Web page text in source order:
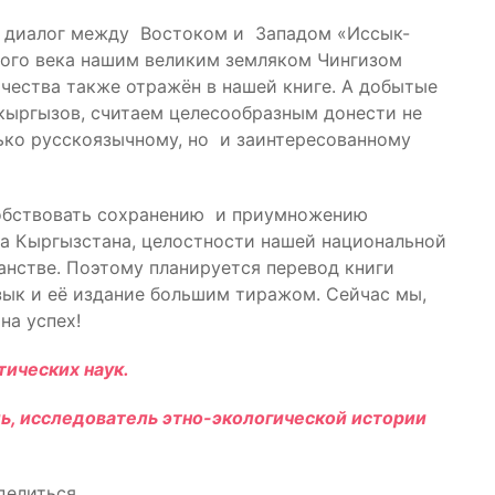
диалог между Востоком и Западом «Иссык-
века нашим великим земляком Чингизом
также отражён в нашей книге. А добытые
считаем целесообразным донести не
русскоязычному, но и заинтересованному
сохранению и приумножению
Кыргызстана, целостности нашей национальной
Поэтому планируется перевод книги
и её издание большим тиражом. Сейчас мы,
успех!
наук.
исследователь этно-экологической истории